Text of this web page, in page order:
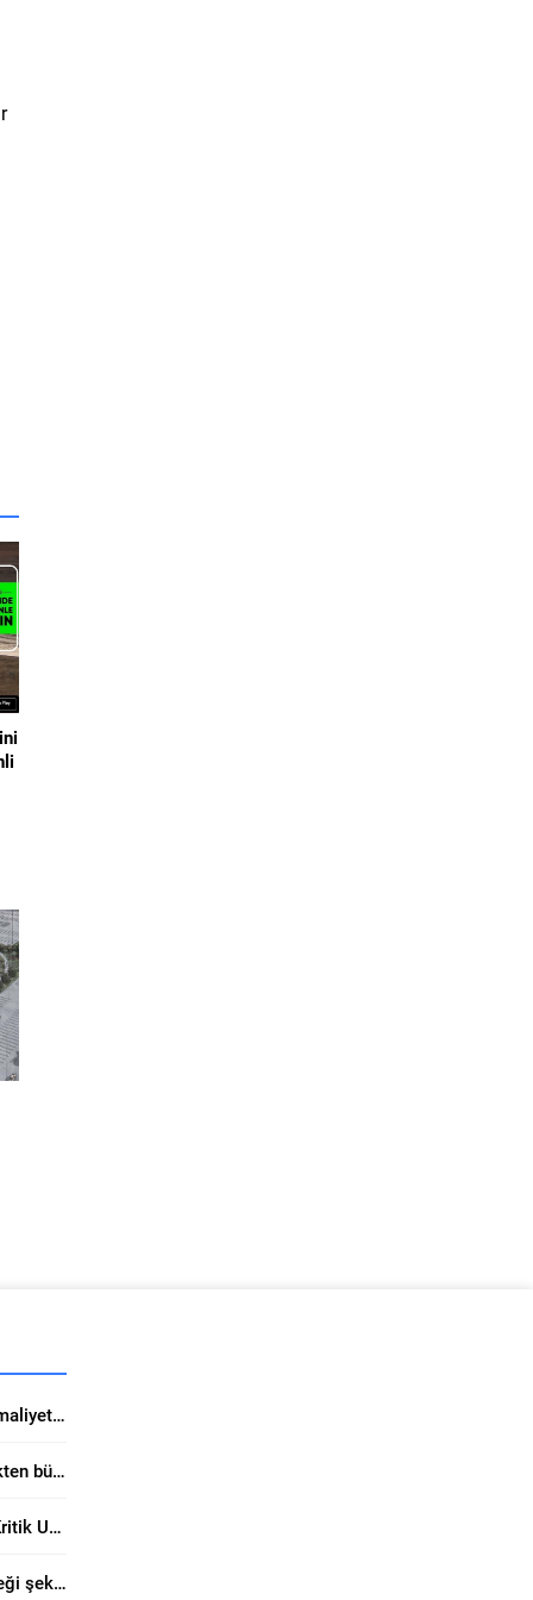
Kaliteli boya tercihi tadilat maliyetini ciddi düşürüyor
Form Sunviatube ile elektrikten büyük tasarruf sağlıyor
Yunanistan Yatırımlarında Kritik Uzman Uyarısı
Filli Boya Trabzon’da geleceği şekillendiriyor